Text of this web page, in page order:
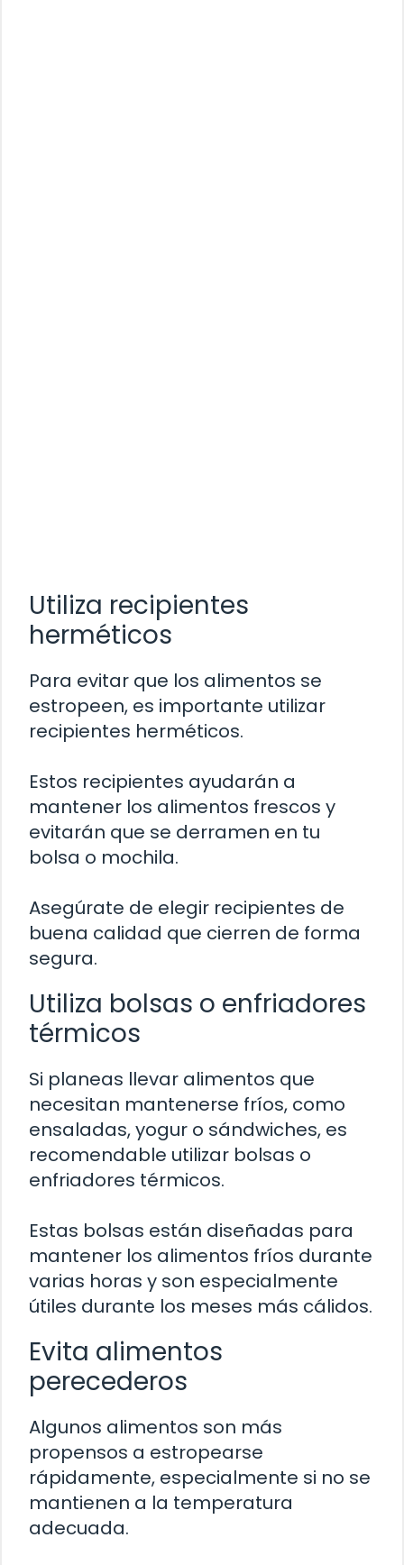
Utiliza recipientes
herméticos
Para evitar que los alimentos se
estropeen, es importante utilizar
recipientes herméticos.
Estos recipientes ayudarán a
mantener los alimentos frescos y
evitarán que se derramen en tu
bolsa o mochila.
Asegúrate de elegir recipientes de
buena calidad que cierren de forma
segura.
Utiliza bolsas o enfriadores
térmicos
Si planeas llevar alimentos que
necesitan mantenerse fríos, como
ensaladas, yogur o sándwiches, es
recomendable utilizar bolsas o
enfriadores térmicos.
Estas bolsas están diseñadas para
mantener los alimentos fríos durante
varias horas y son especialmente
útiles durante los meses más cálidos.
Evita alimentos
perecederos
Algunos alimentos son más
propensos a estropearse
rápidamente, especialmente si no se
mantienen a la temperatura
adecuada.